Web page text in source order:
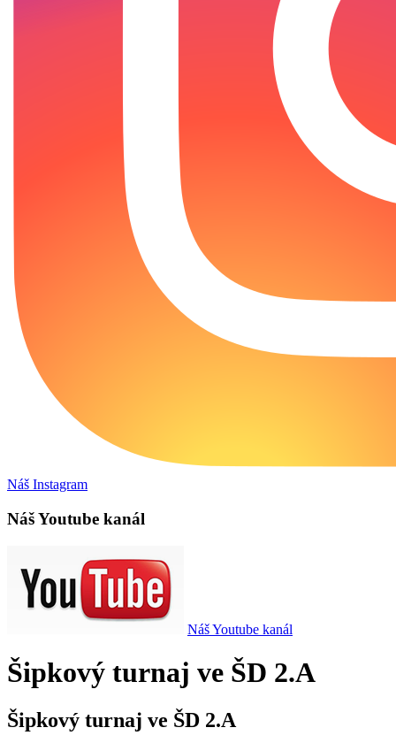
Náš Instagram
Náš Youtube kanál
Náš Youtube kanál
Šipkový turnaj ve ŠD 2.A
Šipkový turnaj ve ŠD 2.A